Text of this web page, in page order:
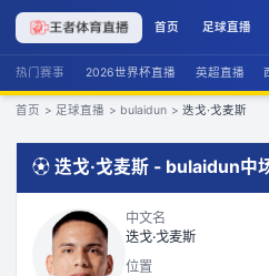
首页 足球直播
热门赛事 2026世界杯直播 英超直播
首页 > 足球直播 > bulaidun > 迭戈·戈麦斯
⚽ 迭戈·戈麦斯 - bulaidun中
中文名
迭戈·戈麦斯
位置